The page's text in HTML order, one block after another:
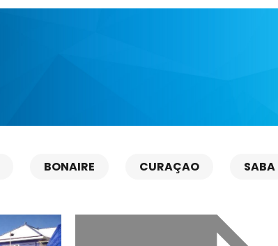
BONAIRE CURAÇAO SABA